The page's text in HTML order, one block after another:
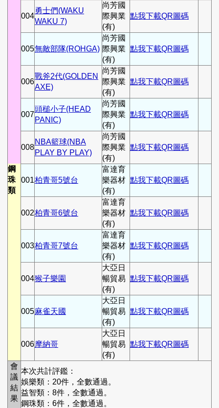
004
勇士們(WAKU
WAKU 7)
尚芳國
際興業
(有)
點我下載QR圖碼
005無敵部隊(ROHGA)
尚芳國
際興業
(有)
點我下載QR圖碼
006
戰斧2代(GOLDEN
AXE)
尚芳國
際興業
(有)
點我下載QR圖碼
007
頭槌小子(HEAD
PANIC)
尚芳國
際興業
(有)
點我下載QR圖碼
008
NBA籃球(NBA
PLAY BY PLAY)
尚芳國
際興業
(有)
點我下載QR圖碼
鋼
珠
類
001柏青哥5號台
富達育
樂器材
(有)
點我下載QR圖碼
002柏青哥6號台
富達育
樂器材
(有)
點我下載QR圖碼
003柏青哥7號台
富達育
樂器材
(有)
點我下載QR圖碼
004猴子樂園
大亞日
暢貿易
(有)
點我下載QR圖碼
005麻雀天國
大亞日
暢貿易
(有)
點我下載QR圖碼
006摩納哥
大亞日
暢貿易
(有)
點我下載QR圖碼
會
議
結
果
本次共計評鑑：
娛樂類：20件，全數通過。
益智類：8件，全數通過。
鋼珠類：6件，全數通過。